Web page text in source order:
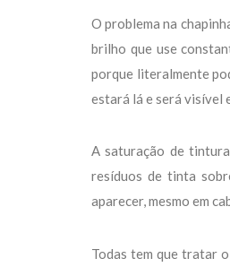
O problema na
brilho que use
porque literalmente
estará lá e será visível
A saturação de
resíduos de tinta
aparecer, mesmo em
Todas tem que tratar